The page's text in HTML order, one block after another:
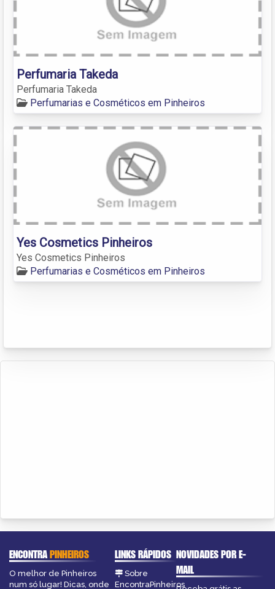
Perfumaria Takeda
Perfumaria Takeda
Perfumarias e Cosméticos em Pinheiros
Yes Cosmetics Pinheiros
Yes Cosmetics Pinheiros
Perfumarias e Cosméticos em Pinheiros
ENCONTRAPINHEIROS
O melhor de Pinheiros
num só lugar! Dicas, onde
LINKS RÁPIDOS
Sobre
EncontraPinheiros
NOVIDADES POR E-
MAIL